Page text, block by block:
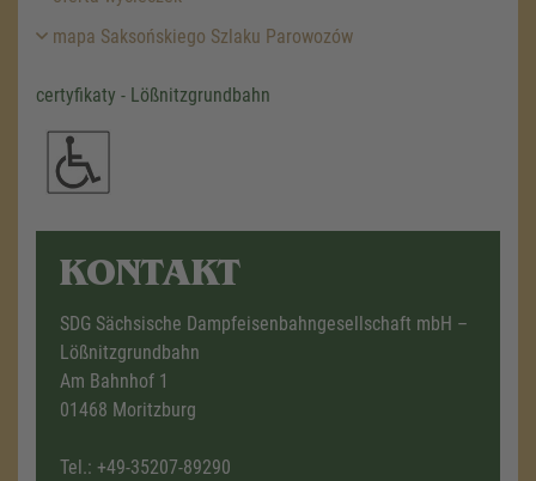
mapa Saksońskiego Szlaku Parowozów
certyfikaty - Lößnitzgrundbahn
KONTAKT
SDG Sächsische Dampfeisenbahngesellschaft mbH –
Lößnitzgrundbahn
Am Bahnhof 1
01468 Moritzburg
Tel.: +49-35207-89290